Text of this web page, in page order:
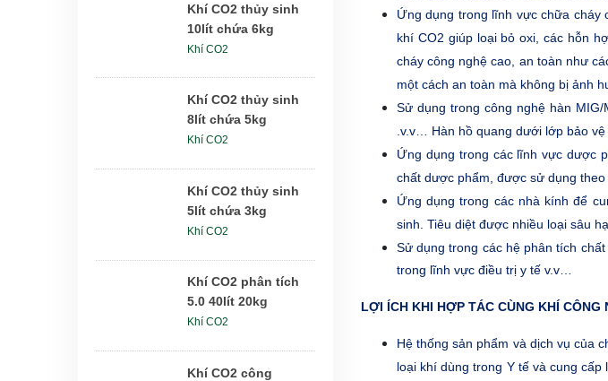
Ứng dụng trong lĩnh vực chữa
khí CO2 giúp loại bỏ oxi, các hỗn
cháy công nghệ cao, an toàn như
một cách an toàn mà không bị ảnh
Sử dụng trong công nghệ hàn
.v.v… Hàn hồ quang dưới lớp bảo
Ứng dụng trong các lĩnh vực dược
chất dược phẩm, được sử dụng
Ứng dụng trong các nhà kính để
sinh. Tiêu diệt được nhiều loại sâu
Sử dụng trong các hệ phân tích
trong lĩnh vực điều trị y tế v.v…
LỢI ÍCH KHI HỢP TÁC CÙNG KHÍ CÔNG
Hệ thống sản phẩm và dịch vụ của
loại khí dùng trong Y tế và cung
Khí CO2 thủy sinh
10lít chứa 6kg
Khí CO2
Khí CO2 thủy sinh
8lít chứa 5kg
Khí CO2
Khí CO2 thủy sinh
5lít chứa 3kg
Khí CO2
Khí CO2 phân tích
5.0 40lít 20kg
Khí CO2
Khí CO2 công